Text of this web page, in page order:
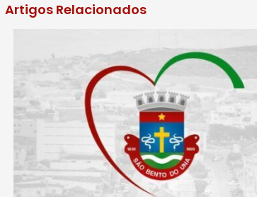
Artigos Relacionados